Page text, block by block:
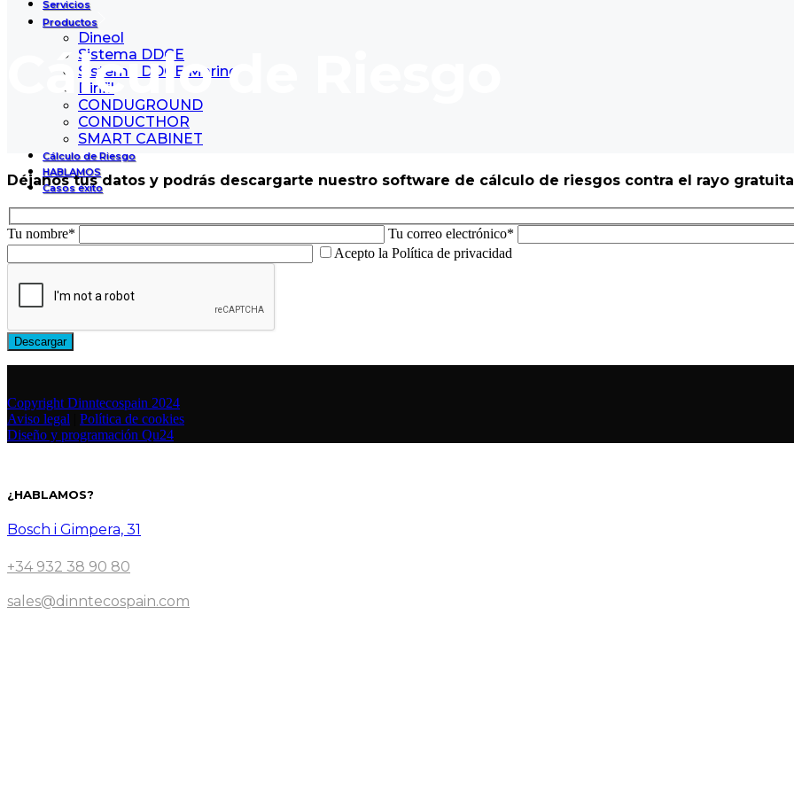
Servicios
Productos
Dineol
Sistema DDCE
Sistema DDCE Marine
Dinfil
CONDUGROUND
CONDUCTHOR
SMART CABINET
Cálculo de Riesgo
HABLAMOS
Casos éxito
Cálculo de Riesgo
Déjanostus datos y podrás descargarte nuestro software de cálculo de riesgos contra el rayo
Tu nombre* Tu correo electrónico*
Acepto la Política de privacidad
Descargar
Copyright Dinntecospain 2024
Aviso legal
Política de cookies
Diseño y programación Qu24
¿HABLAMOS?
Bosch i Gimpera, 31
+34 932 38 90 80
sales@dinntecospain.com